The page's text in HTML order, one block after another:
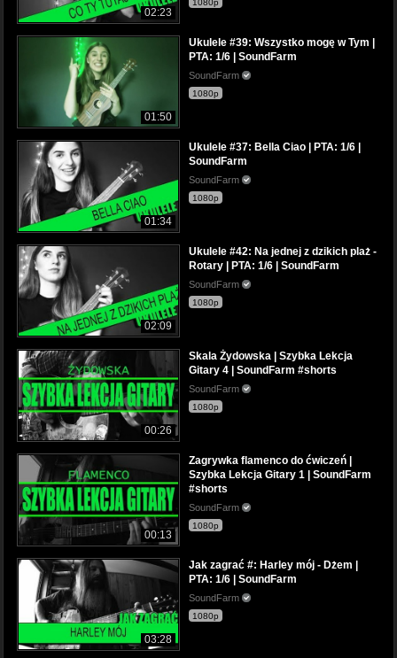
02:23
1080p
01:50
Ukulele #39: Wszystko mogę w Tym |
PTA: 1/6 | SoundFarm
SoundFarm
1080p
01:34
Ukulele #37: Bella Ciao | PTA: 1/6 |
SoundFarm
SoundFarm
1080p
02:09
Ukulele #42: Na jednej z dzikich plaż -
Rotary | PTA: 1/6 | SoundFarm
SoundFarm
1080p
00:26
Skala Żydowska | Szybka Lekcja
Gitary 4 | SoundFarm #shorts
SoundFarm
1080p
00:13
Zagrywka flamenco do ćwiczeń |
Szybka Lekcja Gitary 1 | SoundFarm
#shorts
SoundFarm
1080p
03:28
Jak zagrać #: Harley mój - Dżem |
PTA: 1/6 | SoundFarm
SoundFarm
1080p